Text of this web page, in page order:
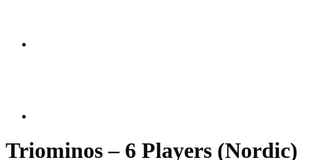
Triominos – 6 Players (Nordic)